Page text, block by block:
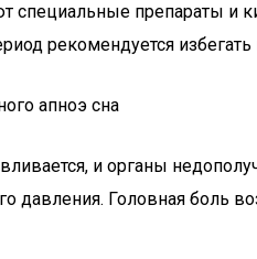
специальные препараты
рекомендуется избегать
апноэ сна
и органы
давления. Головная боль